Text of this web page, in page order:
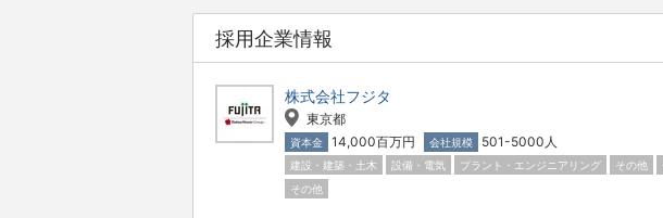
採用企業情報
株式会社フジタ
東京都
資本金 14,000百万円 会社規模 501-5000人
建設・建築・土木 設備・電気 プラント・エンジニアリング その他
その他